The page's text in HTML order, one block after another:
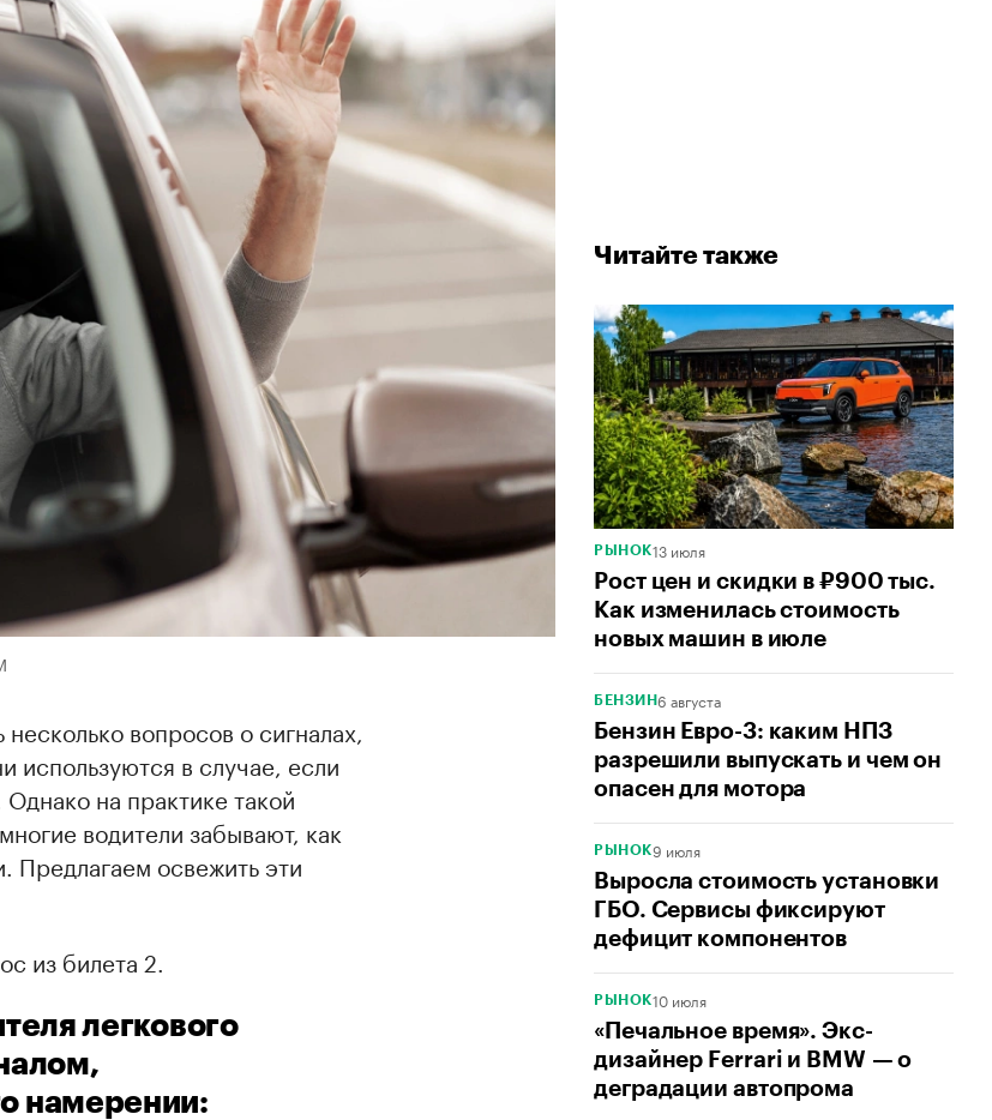
Читайте также
РЫНОК13 июля
Рост цен и скидки в ₽900 тыс.
Как изменилась стоимость
новых машин в июле
БЕНЗИН6 августа
Бензин Евро-3: каким НПЗ
разрешили выпускать и чем он
опасен для мотора
РЫНОК9 июля
Выросла стоимость установки
ГБО. Сервисы фиксируют
дефицит компонентов
РЫНОК10 июля
«Печальное время». Экс-
дизайнер Ferrari и BMW — о
деградации автопрома
вопросов о сигналах,
используются в случае, если
на практике такой
водители забывают, как
Предлагаем освежить эти
из билета 2.
легкового
намерении: